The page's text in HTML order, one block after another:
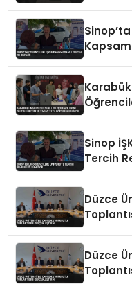
Sinop
Tercih
Düzce
Düzce